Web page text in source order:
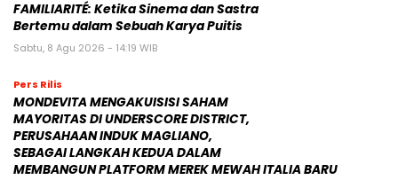
FAMILIARITÉ: Ketika Sinema dan Sastra
Bertemu dalam Sebuah Karya Puitis
Sabtu, 8 Agu 2026 - 14:19 WIB
Pers Rilis
MONDEVITA MENGAKUISISI SAHAM
MAYORITAS DI UNDERSCORE DISTRICT,
PERUSAHAAN INDUK MAGLIANO,
SEBAGAI LANGKAH KEDUA DALAM
MEMBANGUN PLATFORM MEREK MEWAH ITALIA BARU